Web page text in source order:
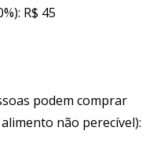
R$ 45
podem comprar
não perecível):